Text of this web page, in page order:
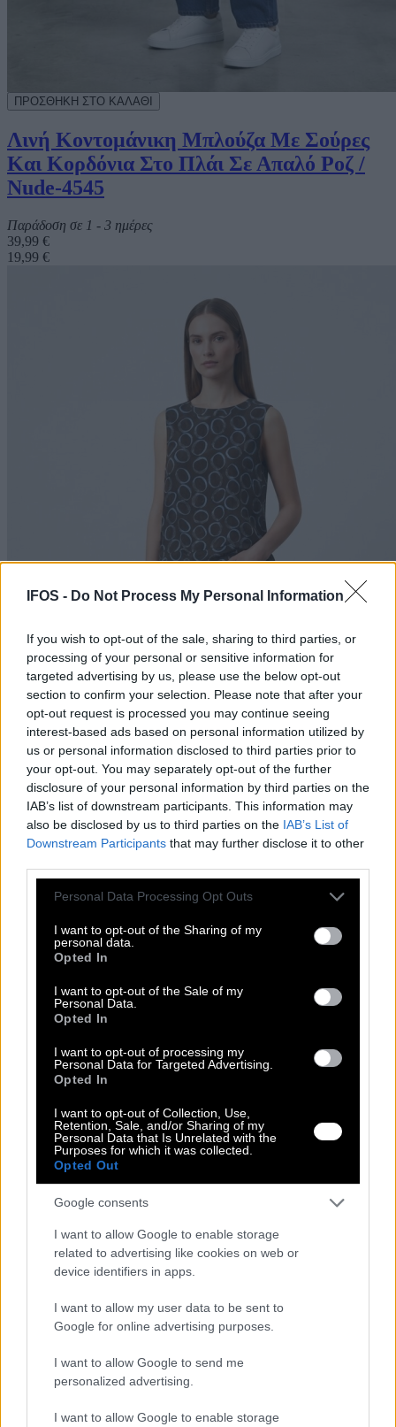
IFOS - Do Not Process My Personal Information
If you wish to opt-out of the sale, sharing to third parties, or
processing of your personal or sensitive information for
targeted advertising by us, please use the below opt-out
section to confirm your selection. Please note that after your
opt-out request is processed you may continue seeing
interest-based ads based on personal information utilized by
us or personal information disclosed to third parties prior to
your opt-out. You may separately opt-out of the further
disclosure of your personal information by third parties on the
IAB’s list of downstream participants. This information may
also be disclosed by us to third parties on the IAB’s List of
Downstream Participants that may further disclose it to other
Please note that this website/app uses one or more Google
not limited to your visit or usage behaviour. You may click to
grant or deny consent to Google and its third-party tags to
use your data for below specified purposes in below Google
consent section.
Personal Data Processing Opt Outs
I want to opt-out of the Sharing of my
personal data.
Opted In
I want to opt-out of the Sale of my
Personal Data.
Opted In
I want to opt-out of processing my
Personal Data for Targeted Advertising.
Opted In
I want to opt-out of Collection, Use,
Retention, Sale, and/or Sharing of my
Personal Data that Is Unrelated with the
Purposes for which it was collected.
Opted Out
Google consents
I want to allow Google to enable storage
related to advertising like cookies on web or
device identifiers in apps.
I want to allow my user data to be sent to
Google for online advertising purposes.
I want to allow Google to send me
personalized advertising.
I want to allow Google to enable storage
Λινή Κοντομάνικη Μπλούζα Με Σούρες
Και Κορδόνια Στο Πλάι Σε Απαλό Ροζ /
Nude-4545
Παράδοση σε 1 - 3 ημέρες
39,99 €
19,99 €
Μοτίβο Κύκλων Σε Καφέ Και Σιέλ-4544